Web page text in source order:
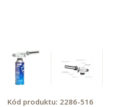
Kód produktu: 2286-516